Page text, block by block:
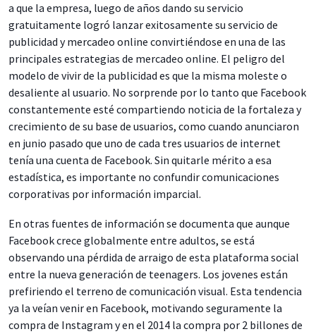
a que la empresa, luego de años dando su servicio
gratuitamente logró lanzar exitosamente su servicio de
publicidad y mercadeo online convirtiéndose en una de las
principales estrategias de mercadeo online. El peligro del
modelo de vivir de la publicidad es que la misma moleste o
desaliente al usuario. No sorprende por lo tanto que Facebook
constantemente esté compartiendo noticia de la fortaleza y
crecimiento de su base de usuarios, como cuando anunciaron
en junio pasado que uno de cada tres usuarios de internet
tenía una cuenta de Facebook. Sin quitarle mérito a esa
estadística, es importante no confundir comunicaciones
corporativas por información imparcial.
En otras fuentes de información se documenta que aunque
Facebook crece globalmente entre adultos, se está
observando una pérdida de arraigo de esta plataforma social
entre la nueva generación de teenagers. Los jovenes están
prefiriendo el terreno de comunicación visual. Esta tendencia
ya la veían venir en Facebook, motivando seguramente la
compra de Instagram y en el 2014 la compra por 2 billones de